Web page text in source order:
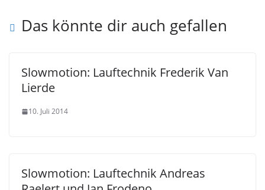
Das könnte dir auch gefallen
Slowmotion: Lauftechnik Frederik Van
Lierde
10. Juli 2014
Slowmotion: Lauftechnik Andreas